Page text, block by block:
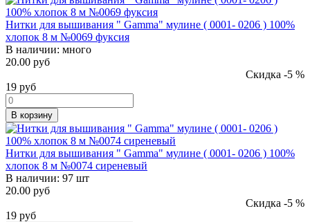
Нитки для вышивания " Gamma" мулине ( 0001- 0206 ) 100%
хлопок 8 м №0069 фуксия
В наличии: много
20.00 руб
Скидка -5 %
19 руб
В корзину
Нитки для вышивания " Gamma" мулине ( 0001- 0206 ) 100%
хлопок 8 м №0074 сиреневый
В наличии: 97 шт
20.00 руб
Скидка -5 %
19 руб